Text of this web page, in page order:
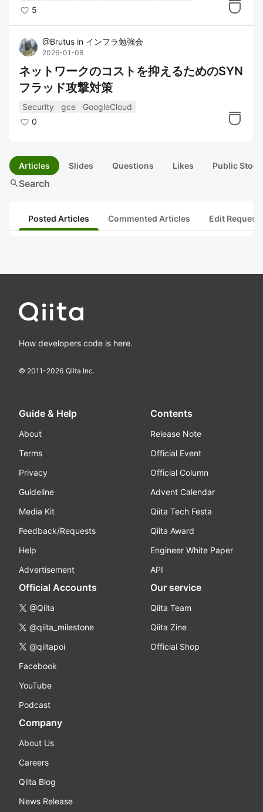
5
@Brutus in インフラ勉強会
2026-01-08
ネットワークのコストを抑えるためのSYN
フラッド攻撃対策
Security gce
GoogleCloud
0
Articles Slides Questions Likes Public
searchSearch
Posted Articles Commented Articles Edit
How developers code is here.
© 2011-2026 Qiita Inc.
Guide & Help
About
Terms
Privacy
Guideline
Media Kit
Feedback/Requests
Help
Advertisement
Contents
Release Note
Official Event
Official Column
Advent Calendar
Qiita Tech Festa
Qiita Award
Engineer White Paper
API
Official Accounts
@Qiita
@qiita_milestone
@qiitapoi
Facebook
YouTube
Podcast
Our service
Qiita Team
Qiita Zine
Official Shop
Company
About Us
Careers
Qiita Blog
News Release